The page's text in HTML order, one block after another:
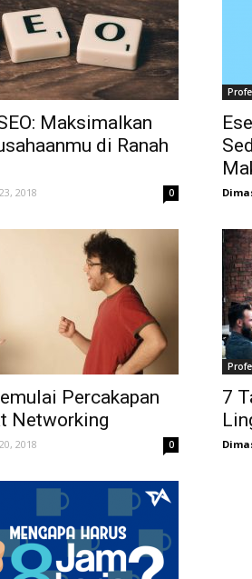
Maksimalkan
di Ranah
2018 0
Percakapan
Networking
2018 0
7